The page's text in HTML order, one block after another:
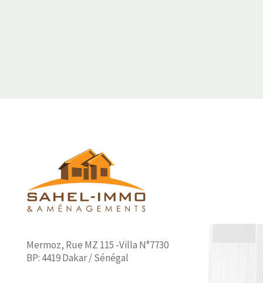
Mermoz, Rue MZ 115 -Villa N°7730
BP: 4419 Dakar / Sénégal